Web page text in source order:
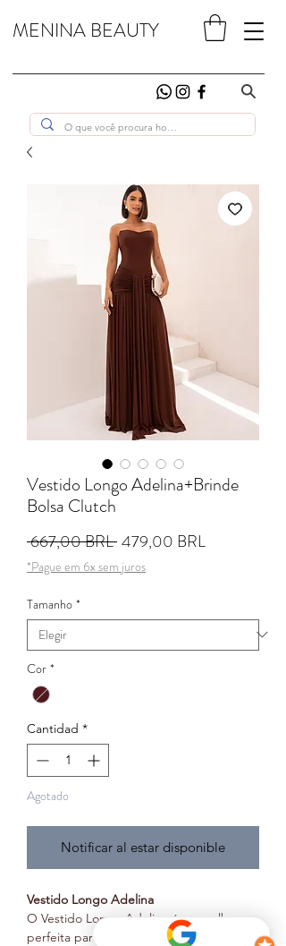
MENINA BEAUTY
Vestido Longo Adelina+Brinde
Bolsa Clutch
667,00 BRL Precio
479,00 BRLPrecio de
*Pague em 6x sem juros
Tamanho *
Cor *
Cantidad *
Agotado
Notificar al estar disponible
Vestido Longo Adelina
O Vestido Longo Adelina é a escolha
perfeita para quem busca leveza,